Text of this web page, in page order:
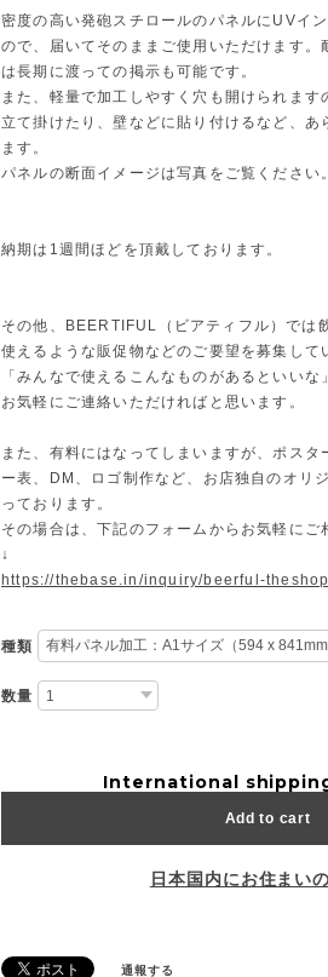
密度の高い発砲スチロールのパネルにUVイ
ので、届いてそのままご使用いただけます。
は長期に渡っての掲示も可能です。
また、軽量で加工しやすく穴も開けられます
立て掛けたり、壁などに貼り付けるなど、あ
ます。
パネルの断面イメージは写真をご覧ください。
納期は1週間ほどを頂戴しております。
その他、BEERTIFUL（ビアティフル）では
使えるような販促物などのご要望を募集して
「みんなで使えるこんなものがあるといい
お気軽にご連絡いただければと思います。
また、有料にはなってしまいますが、ポスタ
ー表、DM、ロゴ制作など、お店独自のオリ
っております。
その場合は、下記のフォームからお気軽にご
↓
https://thebase.in/inquiry/beerful-
種類
数量
International
Add to cart
日本国内にお住まい
通報する